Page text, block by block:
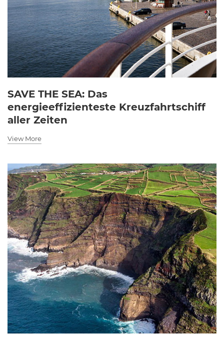
SAVE THE SEA: Das
energieeffizienteste Kreuzfahrtschiff
aller Zeiten
View More